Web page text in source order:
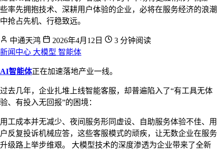
些率先拥抱技术、深耕用户体验的企业，必将在服务经济的浪潮
中抢占先机、行稳致远。
中通天鸿 2026年4月12日
3 分钟阅读
新闻中心 大模型 智能体
AI智能体正在加速落地产业一线。
过去几年，企业扎堆上线智能客服，却普遍陷入了“有工具无体
验、有投入无回报”的困境：
用工成本并无减少、夜间服务形同虚设、自助服务体验不佳、用
户反复投诉机械应答，这些客服模式的顽疾，让无数企业在服务
升级路上举步维艰。 大模型技术的深度渗透为企业带来了全新